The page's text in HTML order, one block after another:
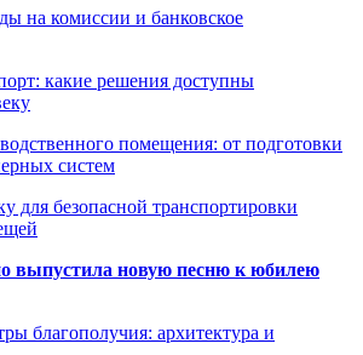
на комиссии и банковское
какие решения доступны
помещения: от подготовки
систем
для безопасной транспортировки
выпустила новую песню к юбилею
благополучия: архитектура и